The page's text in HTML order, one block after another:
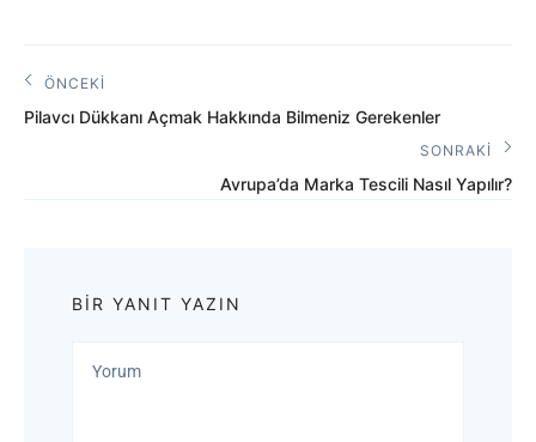
Yazı
gezinmesi
ÖNCEKI
Önceki
Pilavcı Dükkanı Açmak Hakkında Bilmeniz Gerekenler
SONRAKI
Sonraki
Avrupa’da Marka Tescili Nasıl Yapılır?
BIR YANIT YAZIN